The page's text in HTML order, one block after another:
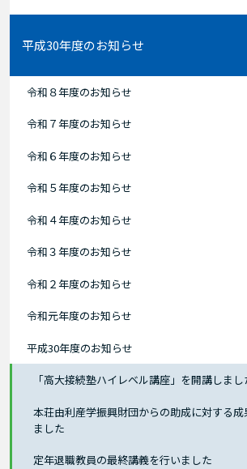
平成30年度のお知らせ
令和８年度のお知らせ
令和７年度のお知らせ
令和６年度のお知らせ
令和５年度のお知らせ
令和４年度のお知らせ
令和３年度のお知らせ
令和２年度のお知らせ
令和元年度のお知らせ
平成30年度のお知らせ
「高大接続塾ハイレベル講座」を開講しまし
本荘由利産学振興財団からの助成に対する成
ました
定年退職教員の最終講義を行いました